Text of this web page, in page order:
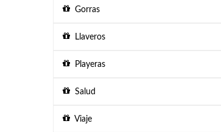
Gorras
Llaveros
Playeras
Salud
Viaje